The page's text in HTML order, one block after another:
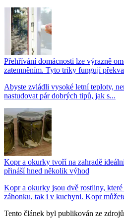
Přehřívání domácnosti lze výrazně
zatemněním. Tyto triky fungují
Abyste zvládli vysoké letní teploty,
nastudovat pár dobrých tipů, jak s...
Kopr a okurky tvoří na zahradě
přináší hned několik výhod
Kopr a okurky jsou dvě rostliny, které
záhonku, tak i v kuchyni. Kopr
Tento článek byl publikován ze zdrojů